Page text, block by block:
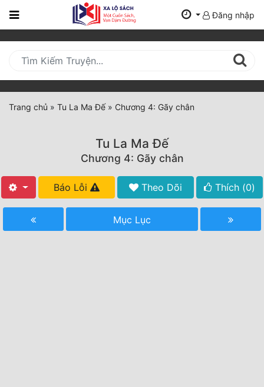
Trang
Mới
Cập
Nhật
(current)
Tất Cả
Đăng nhập
Trang chủ » Tu La Ma Đế » Chương 4: Gãy chân
Tu La Ma Đế
Chương 4: Gãy chân
Báo Lỗi Theo Dõi Thích (0)
Mục Lục